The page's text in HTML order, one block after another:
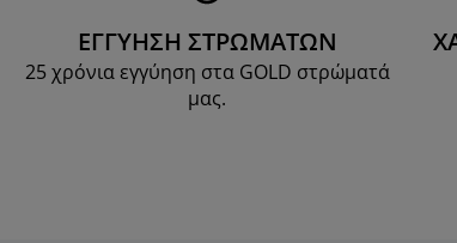
ΕΓΓΥΗΣΗ ΣΤΡΩΜΑΤΩΝ
25 χρόνια εγγύηση στα GOLD στρώματά
μας.